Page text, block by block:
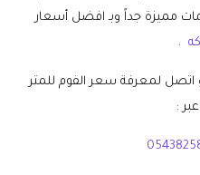
مميزة جداً وبـ افضل أسعار
.
لمعرفة سعر الفوم للمتر
: